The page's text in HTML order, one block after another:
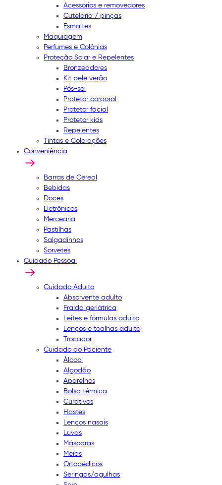
Acessórios e removedores
Cutelaria / pinças
Esmaltes
Maquiagem
Perfumes e Colônias
Proteção Solar e Repelentes
Bronzeadores
Kit pele verão
Pós-sol
Protetor corporal
Protetor facial
Protetor kids
Repelentes
Tintas e Colorações
Conveniência
Barras de Cereal
Bebidas
Doces
Eletrônicos
Mercearia
Pastilhas
Salgadinhos
Sorvetes
Cuidado Pessoal
Cuidado Adulto
Absorvente adulto
Fralda geriátrica
Leites e fórmulas adulto
Lenços e toalhas adulto
Trocador
Cuidado ao Paciente
Álcool
Algodão
Aparelhos
Bolsa térmica
Curativos
Hastes
Lenços nasais
Luvas
Máscaras
Meias
Ortopédicos
Seringas/agulhas